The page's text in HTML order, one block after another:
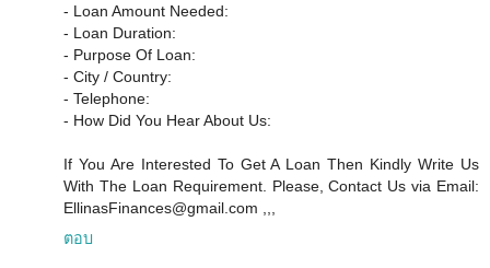
- Loan Amount Needed:
- Loan Duration:
- Purpose Of Loan:
- City / Country:
- Telephone:
- How Did You Hear About Us:
If You Are Interested To Get A Loan Then Kindly Write Us
With The Loan Requirement. Please, Contact Us via Email:
EllinasFinances@gmail.com ,,,
ตอบ